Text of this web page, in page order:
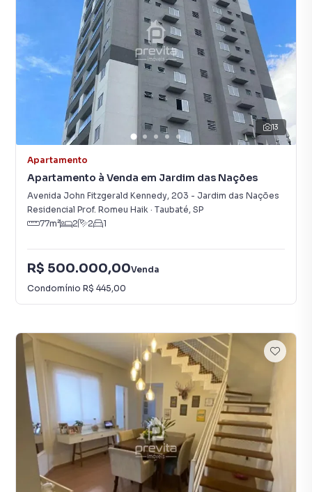
13
Apartamento
Apartamento à Venda em Jardim das Nações
Avenida John Fitzgerald Kennedy, 203 - Jardim das Nações
Residencial Prof. Romeu Haik · Taubaté, SP
77m² 2 2 1
R$ 500.000,00Venda
Condomínio R$ 445,00